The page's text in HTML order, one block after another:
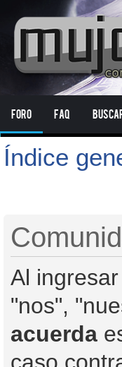
Foro FAQ
Índice
Al
"nos",
acuerda